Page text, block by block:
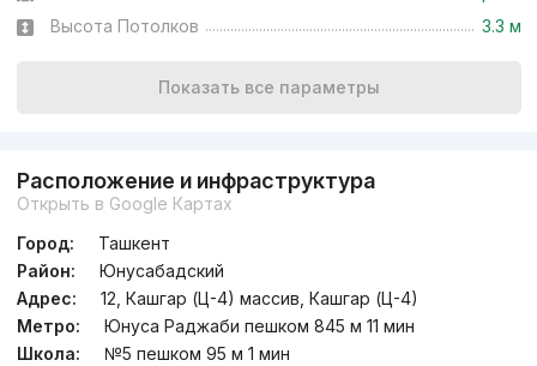
Высота Потолков
3.3 м
Показать все параметры
Расположение и инфраструктура
Открыть в Google Картах
Город:
Ташкент
Район:
Юнусабадский
Адрес:
12, Кашгар (Ц-4) массив, Кашгар (Ц-4)
Метро:
Юнуса Раджаби пешком 845 м 11 мин
Школа:
№5 пешком 95 м 1 мин